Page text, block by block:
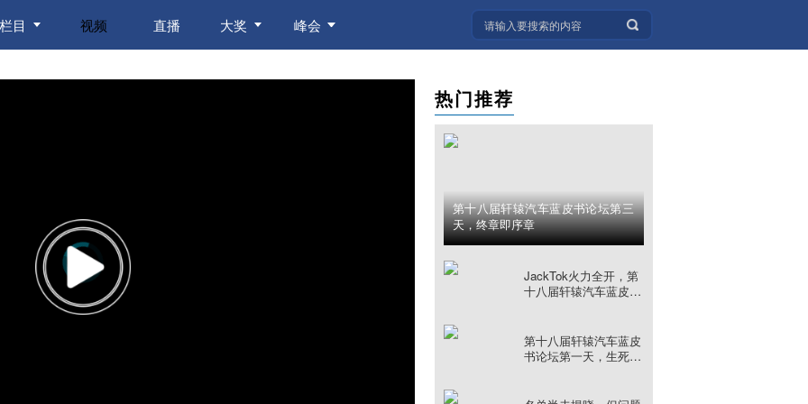
栏目 视频 直播 大奖 峰会
热门推荐
第十八届轩辕汽车蓝皮书论坛第三
天，终章即序章
JackTok火力全开，第
十八届轩辕汽车蓝皮书
第十八届轩辕汽车蓝皮
书论坛第一天，生死之